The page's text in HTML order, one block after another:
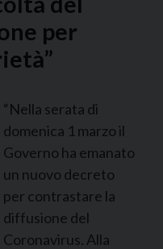
per
“Nella serata di
domenica 1 marzo il
Governo ha emanato
un nuovo decreto
per contrastare la
diffusione del
Coronavirus. Alla